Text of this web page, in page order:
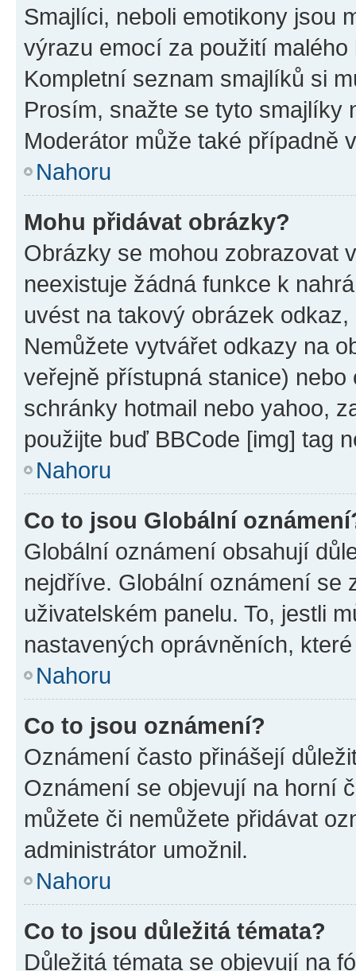
Smajlíci, neboli emotikony jsou
výrazu emocí za použití
Kompletní seznam smajlíků si
Prosím, snažte se tyto smajlíky
Moderátor může také případně
Nahoru
Mohu přidávat obrázky?
Obrázky se mohou zobrazovat
neexistuje žádná funkce k
uvést na takový obrázek
Nemůžete vytvářet odkazy na
veřejně přístupná stanice)
schránky hotmail nebo yahoo,
použijte buď BBCode [img] tag
Nahoru
Co to jsou Globální
Globální oznámení obsahují
nejdříve. Globální oznámení se
uživatelském panelu. To, jestli
nastavených oprávněních,
Nahoru
Co to jsou oznámení?
Oznámení často přinášejí
Oznámení se objevují na horní
můžete či nemůžete přidávat
administrátor umožnil.
Nahoru
Co to jsou důležitá témata?
Důležitá témata se objevují na